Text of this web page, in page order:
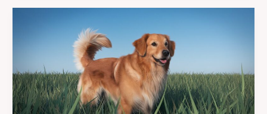
Solutions